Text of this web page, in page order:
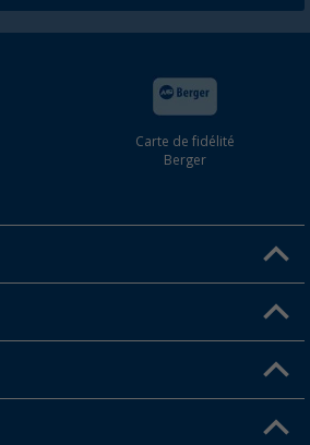
Carte de fidélité
Berger